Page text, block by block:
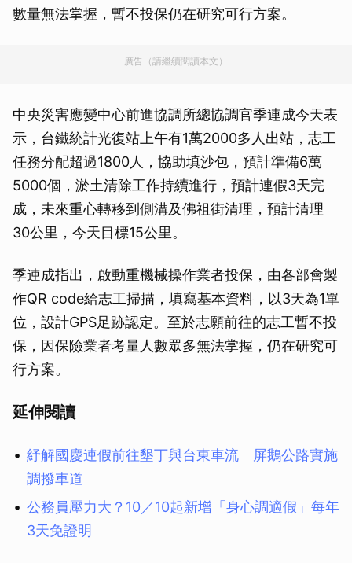
數量無法掌握，暫不投保仍在研究可行方案。
廣告（請繼續閱讀本文）
中央災害應變中心前進協調所總協調官季連成今天表
示，台鐵統計光復站上午有1萬2000多人出站，志工
任務分配超過1800人，協助填沙包，預計準備6萬
5000個，淤土清除工作持續進行，預計連假3天完
成，未來重心轉移到側溝及佛祖街清理，預計清理
30公里，今天目標15公里。
季連成指出，啟動重機械操作業者投保，由各部會製
作QR code給志工掃描，填寫基本資料，以3天為1單
位，設計GPS足跡認定。至於志願前往的志工暫不投
保，因保險業者考量人數眾多無法掌握，仍在研究可
行方案。
延伸閱讀
紓解國慶連假前往墾丁與台東車流 屏鵝公路實施
調撥車道
公務員壓力大？10／10起新增「身心調適假」每年
3天免證明